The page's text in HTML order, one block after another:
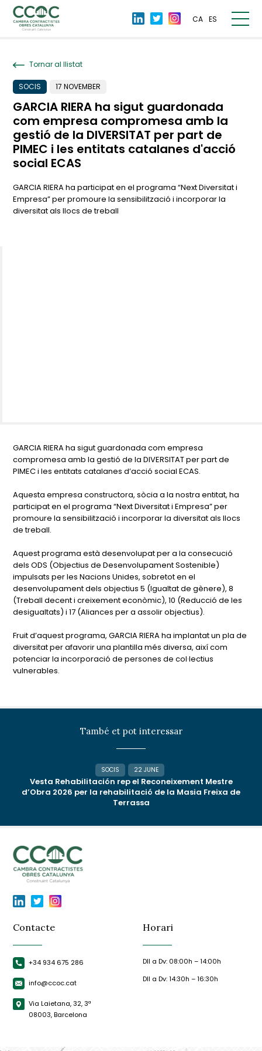
CA ES
Tornar al llistat
SOCIS 17 NOVEMBER
GARCIA RIERA ha sigut guardonada
com empresa compromesa amb la
gestió de la DIVERSITAT per part de
PIMEC i les entitats catalanes d'acció
social ECAS
GARCIA RIERA ha participat en el programa “Next Diversitat i
Empresa” per promoure la sensibilització i incorporar la
diversitat als llocs de treball
GARCIA RIERA ha sigut guardonada com empresa
compromesa amb la gestió de la DIVERSITAT per part de
PIMEC i les entitats catalanes d’acció social ECAS.
Aquesta empresa constructora, sòcia a la nostra entitat, ha
participat en el programa “Next Diversitat i Empresa” per
promoure la sensibilització i incorporar la diversitat als llocs
de treball.
Aquest programa està desenvolupat per a la consecució
dels ODS (Objectius de Desenvolupament Sostenible)
impulsats per les Nacions Unides, sobretot en el
desenvolupament dels objectius 5 (Igualtat de gènere), 8
(Treball decent i creixement econòmic), 10 (Reducció de les
desigualtats) i 17 (Aliances per a assolir objectius).
Fruit d’aquest programa, GARCIA RIERA ha implantat un pla de
diversitat per afavorir una plantilla més diversa, així com
potenciar la incorporació de persones de col·lectius
vulnerables.
També et pot interessar
SOCIS 22 JUNE
Vesta Rehabilitación rep el Reconeixement Mestre
d’Obra 2026 per la rehabilitació de la Masia Freixa de
Terrassa
Contacte
+34 934 675 286
info@ccoc.cat
Via Laietana, 32, 3ª
08003, Barcelona
Horari
Dll a Dv: 08:00h – 14:00h
Dll a Dv: 14:30h – 16:30h